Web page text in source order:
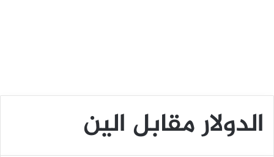
الدولار مقابل الين